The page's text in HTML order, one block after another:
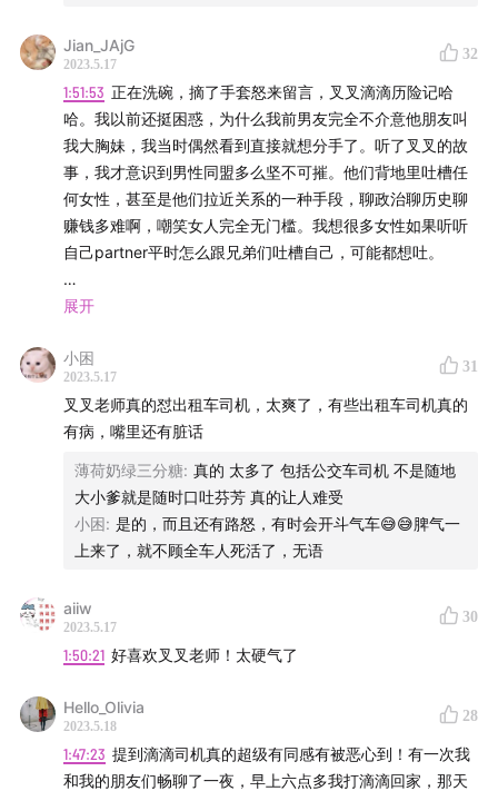
视觉：@茶茶
感谢BGM《呢呃呃》作者丛日新儿的大力支持
更多节目相关内容，欢迎关注微博和微信公众号：木有娱
Jian_JAjG
2023.5.17
32
1:51:53 正在洗碗，摘了手套怒来留言，叉叉滴滴历险记哈
哈。我以前还挺困惑，为什么我前男友完全不介意他朋友叫
我大胸妹，我当时偶然看到直接就想分手了。听了叉叉的故
事，我才意识到男性同盟多么坚不可摧。他们背地里吐槽任
何女性，甚至是他们拉近关系的一种手段，聊政治聊历史聊
赚钱多难啊，嘲笑女人完全无门槛。我想很多女性如果听听
自己partner平时怎么跟兄弟们吐槽自己，可能都想吐。
昨天我还在苦恼，“啊我马上要28生日了，可是我完全没准备
去相亲会不会被嫌弃或者减分。” 听完这期，我觉得可去喵喵
喵吧，担心这种人的看法我也太贱了。
Anyway，听你们聊史航，聊割席，我可太爱你们了，你们
都是水晶般的心。爱锅锅，叉叉，未来星，半仙，你们都太
美好了，以及羡慕你们的群聊和友谊。
展开
小困
2023.5.17
31
叉叉老师真的怼出租车司机，太爽了，有些出租车司机真的
有病，嘴里还有脏话
薄荷奶绿三分糖: 真的 太多了 包括公交车司机 不是随地
大小爹就是随时口吐芬芳 真的让人难受
小困: 是的，而且还有路怒，有时会开斗气车😅😅脾气一
上来了，就不顾全车人死活了，无语
aiiw
2023.5.17
30
1:50:21 好喜欢叉叉老师！太硬气了
Hello_Olivia
2023.5.18
28
1:47:23 提到滴滴司机真的超级有同感有被恶心到！有一次我
和我的朋友们畅聊了一夜，早上六点多我打滴滴回家，那天